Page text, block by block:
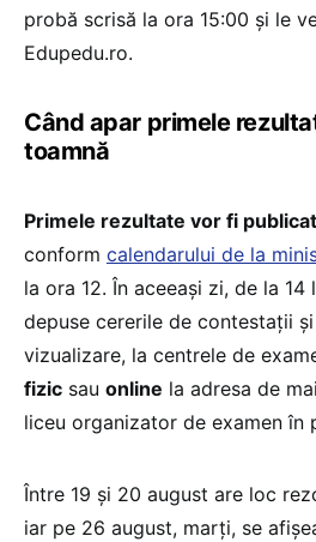
probă scrisă la ora 15:00 și le
Edupedu.ro.
Când apar primele
toamnă
Primele rezultate vor fi
conform calendarului de la
la ora 12. În aceeași zi, de la
depuse cererile de contestații
vizualizare, la centrele de
fizic sau online la adresa de
liceu organizator de examen în
Între 19 și 20 august are loc
iar pe 26 august, marți, se